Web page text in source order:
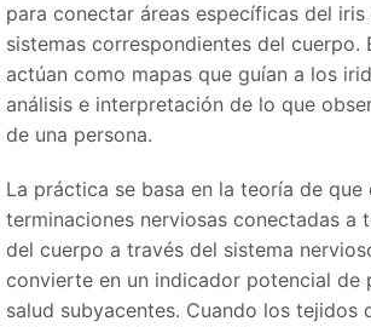
para conectar áreas específicas del
sistemas correspondientes del cuerpo.
actúan como mapas que guían a los
análisis e interpretación de lo que
de una persona.
La práctica se basa en la teoría de que
terminaciones nerviosas conectadas a
del cuerpo a través del sistema
convierte en un indicador potencial de
salud subyacentes. Cuando los tejidos